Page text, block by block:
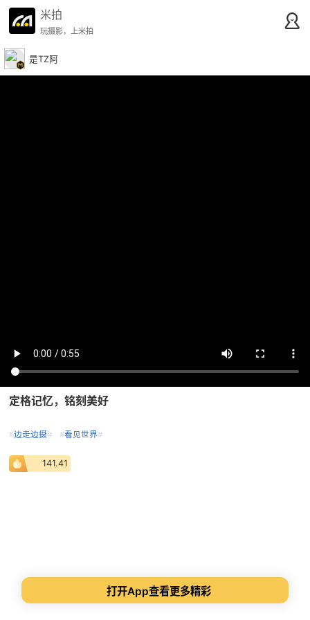
米拍
玩摄影，上米拍
是TZ阿
定格记忆，铭刻美好
#边走边摄# #看见世界#
141.41
打开App查看更多精彩